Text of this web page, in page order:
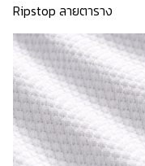
Ripstop ลายตาราง